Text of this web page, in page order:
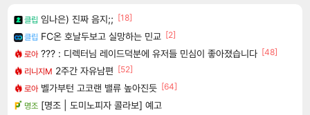
클립 임나은) 진짜 음지;; [18]
클립 FC온 호날두보고 실망하는 민교 [2]
로아 ??? : 디렉터님 레이드덕분에 유저들 민심이 좋아졌습니다 [48]
리니지M 2주간 자유남편 [52]
로아 벨가부턴 고코랜 밸류 높아진듯 [64]
명조 [명조 | 도미노피자 콜라보] 예고